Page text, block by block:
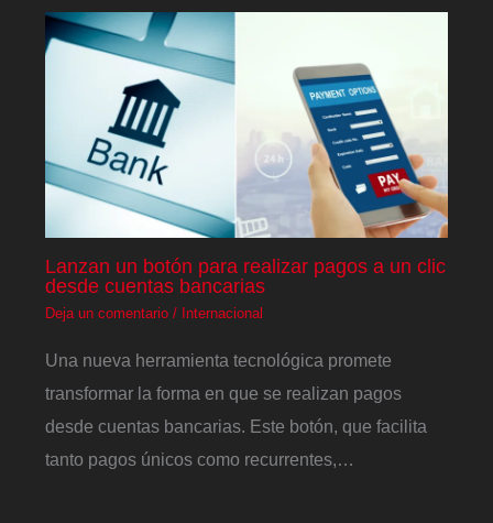
Lanzan un botón para realizar pagos a un clic
desde cuentas bancarias
Deja un comentario / Internacional
Una nueva herramienta tecnológica promete
transformar la forma en que se realizan pagos
desde cuentas bancarias. Este botón, que facilita
tanto pagos únicos como recurrentes,…